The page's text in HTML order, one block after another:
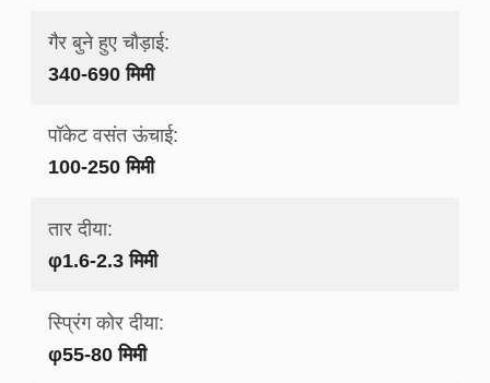
गैर बुने हुए चौड़ाई:
340-690 मिमी
पॉकेट वसंत ऊंचाई:
100-250 मिमी
तार दीया:
φ1.6-2.3 मिमी
स्प्रिंग कोर दीया:
φ55-80 मिमी